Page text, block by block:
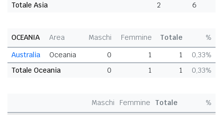
Totale Asia
2 6
OCEANIA Area Maschi Femmine Totale
%
Australia
Oceania 0 1 1
0,33%
Totale Oceania
0 1 1 0,33%
Maschi Femmine Totale
%